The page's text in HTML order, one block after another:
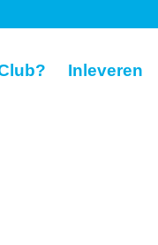
Inleveren